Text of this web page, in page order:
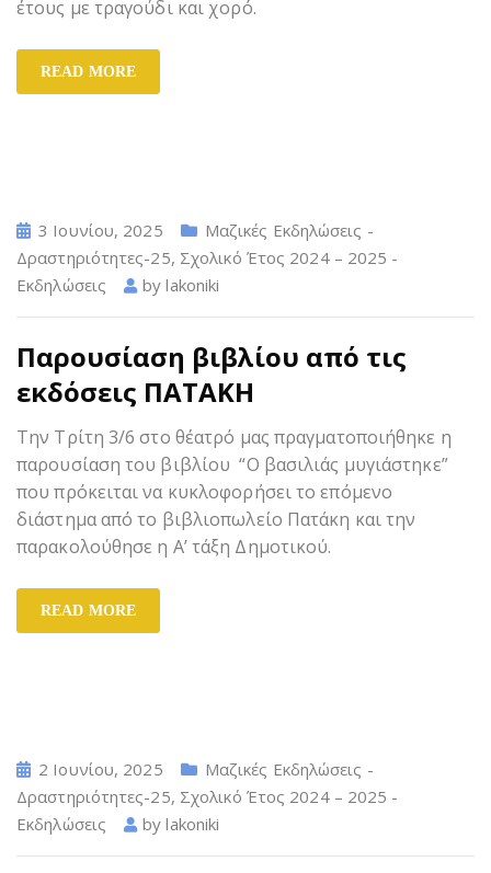
έτους με τραγούδι και χορό.
READ MORE
3 Ιουνίου, 2025
Μαζικές Εκδηλώσεις -
Δραστηριότητες-25, Σχολικό Έτος 2024 – 2025 -
Εκδηλώσεις
bylakoniki
Παρουσίαση βιβλίου από τις
εκδόσεις ΠΑΤΑΚΗ
Την Τρίτη 3/6 στο θέατρό μας πραγματοποιήθηκε η
παρουσίαση του βιβλίου “Ο βασιλιάς μυγιάστηκε”
που πρόκειται να κυκλοφορήσει το επόμενο
διάστημα από το βιβλιοπωλείο Πατάκη και την
παρακολούθησε η Α’ τάξη Δημοτικού.
READ MORE
2 Ιουνίου, 2025
Μαζικές Εκδηλώσεις -
Δραστηριότητες-25, Σχολικό Έτος 2024 – 2025 -
Εκδηλώσεις
bylakoniki